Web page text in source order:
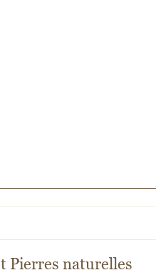
Pierres naturelles